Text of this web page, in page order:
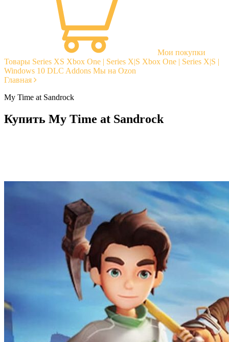
Мои покупки
Товары Series XS Xbox One | Series X|S Xbox One | Series X|S |
Windows 10 DLC Addons Мы на Ozon
Главная
My Time at Sandrock
Купить My Time at Sandrock